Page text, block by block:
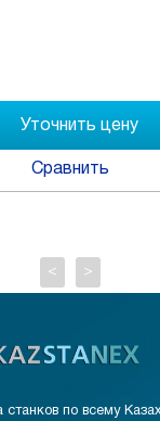
Сравнить
< >
станков по всему